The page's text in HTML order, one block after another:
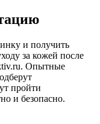
и получить
за кожей после
Опытные
пройти
и безопасно.